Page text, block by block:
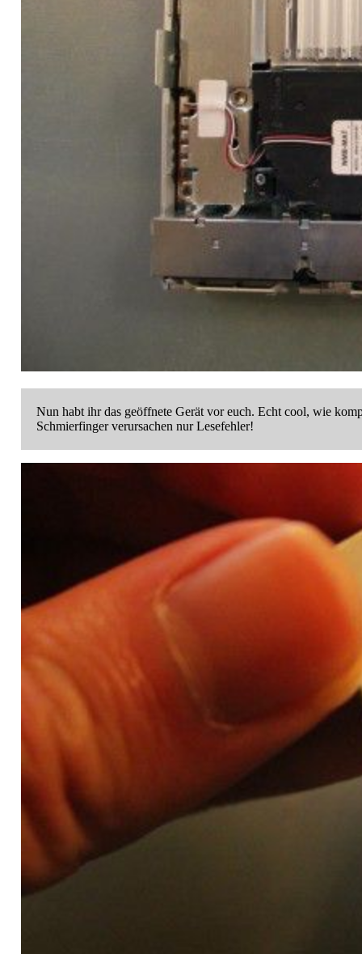
Nun habt ihr das geöffnete Gerät vor euch. Echt cool, wie
Schmierfinger verursachen nur Lesefehler!